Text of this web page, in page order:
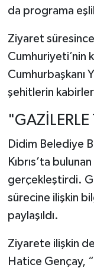
da programa
Ziyaret süresince
Cumhuriyeti’nin
Cumhurbaşkanı
şehitlerin
Didim Belediye
Kıbrıs’ta
gerçekleştirdi.
sürecine ilişkin
paylaşıldı.
Ziyarete ilişkin
Hatice Gençay,